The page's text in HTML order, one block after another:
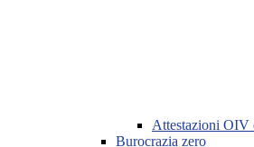
Attestazioni OIV
Burocrazia zero